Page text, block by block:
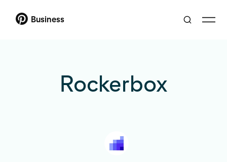
Business
Rockerbox